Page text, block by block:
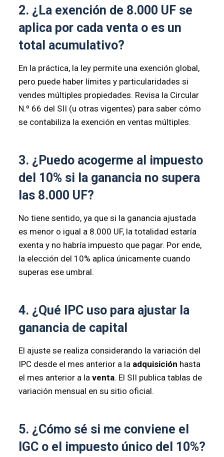
2. ¿La exención de 8.000 UF se
aplica por cada venta o es un
total acumulativo?
En la práctica, la ley permite una exención global,
pero puede haber límites y particularidades si
vendes múltiples propiedades. Revisa la Circular
N.º 66 del SII (u otras vigentes) para saber cómo
se contabiliza la exención en ventas múltiples.
3. ¿Puedo acogerme al impuesto
del 10% si la ganancia no supera
las 8.000 UF?
No tiene sentido, ya que si la ganancia ajustada
es menor o igual a 8.000 UF, la totalidad estaría
exenta y no habría impuesto que pagar. Por ende,
la elección del 10% aplica únicamente cuando
superas ese umbral.
4. ¿Qué IPC uso para ajustar la
ganancia de capital
El ajuste se realiza considerando la variación del
IPC desde el mes anterior a la adquisición hasta
el mes anterior a la venta. El SII publica tablas de
variación mensual en su sitio oficial.
5. ¿Cómo sé si me conviene el
IGC o el impuesto único del 10%?